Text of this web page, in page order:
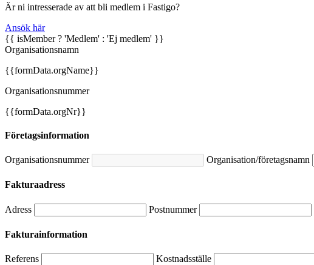
Är ni intresserade av att bli medlem i Fastigo?
Ansök här
{{ isMember ? 'Medlem' : 'Ej medlem' }}
Organisationsnamn
{{formData.orgName}}
Organisationsnummer
{{formData.orgNr}}
Företagsinformation
Organisationsnummer Organisation/företagsnamn
Fakturaadress
Adress Postnummer
Fakturainformation
Referens Kostnadsställe